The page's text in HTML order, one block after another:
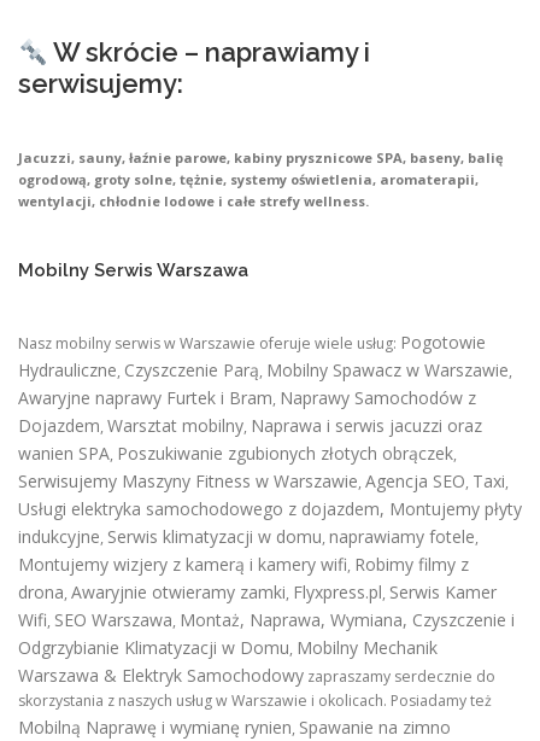
W skrócie – naprawiamy i
serwisujemy:
Jacuzzi, sauny, łaźnie parowe, kabiny prysznicowe SPA, baseny, balię
ogrodową, groty solne, tężnie, systemy oświetlenia, aromaterapii,
wentylacji, chłodnie lodowe i całe strefy wellness.
Mobilny Serwis Warszawa
Nasz mobilny serwis w Warszawie oferuje wiele usług: Pogotowie
Hydrauliczne, Czyszczenie Parą, Mobilny Spawacz w Warszawie,
Awaryjne naprawy Furtek i Bram, Naprawy Samochodów z
Dojazdem, Warsztat mobilny, Naprawa i serwis jacuzzi oraz
wanien SPA, Poszukiwanie zgubionych złotych obrączek,
Serwisujemy Maszyny Fitness w Warszawie, Agencja SEO, Taxi,
Usługi elektryka samochodowego z dojazdem, Montujemy płyty
indukcyjne, Serwis klimatyzacji w domu, naprawiamy fotele,
Montujemy wizjery z kamerą i kamery wifi, Robimy filmy z
drona, Awaryjnie otwieramy zamki, Flyxpress.pl, Serwis Kamer
Wifi, SEO Warszawa, Montaż, Naprawa, Wymiana, Czyszczenie i
Odgrzybianie Klimatyzacji w Domu, Mobilny Mechanik
Warszawa & Elektryk Samochodowy zapraszamy serdecznie do
skorzystania z naszych usług w Warszawie i okolicach. Posiadamy też
Mobilną Naprawę i wymianę rynien, Spawanie na zimno